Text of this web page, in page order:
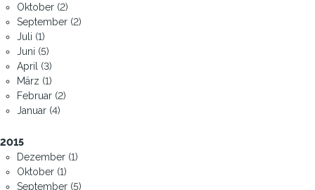
Oktober (2)
September (2)
Juli (1)
Juni (5)
April (3)
März (1)
Februar (2)
Januar (4)
2015
Dezember (1)
Oktober (1)
September (5)